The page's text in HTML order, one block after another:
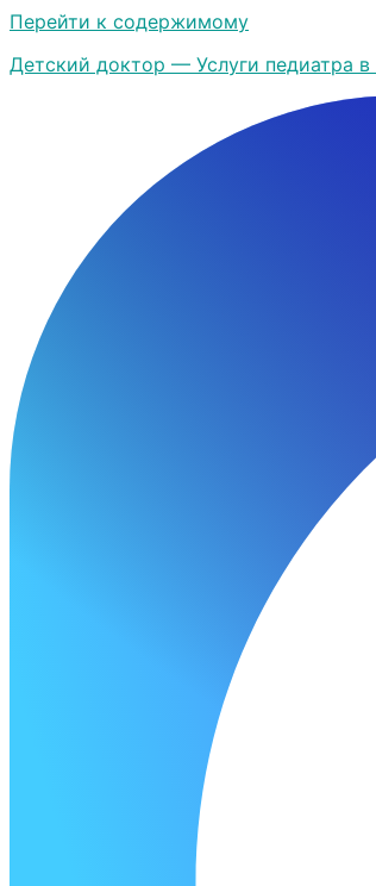
Перейти к содержимому
Детский доктор — Услуги педиатра в